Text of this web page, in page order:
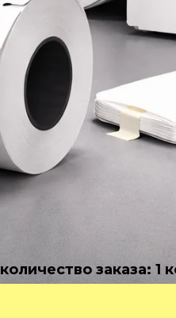
заказа: 1